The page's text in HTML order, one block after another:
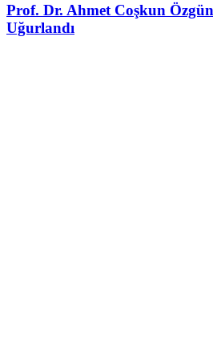
Prof. Dr. Ahmet Coşkun
Uğurlandı